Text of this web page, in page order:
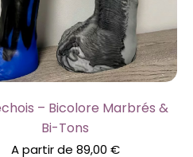
– Bicolore Marbrés &
Bi-Tons
A partir de 89,00 €